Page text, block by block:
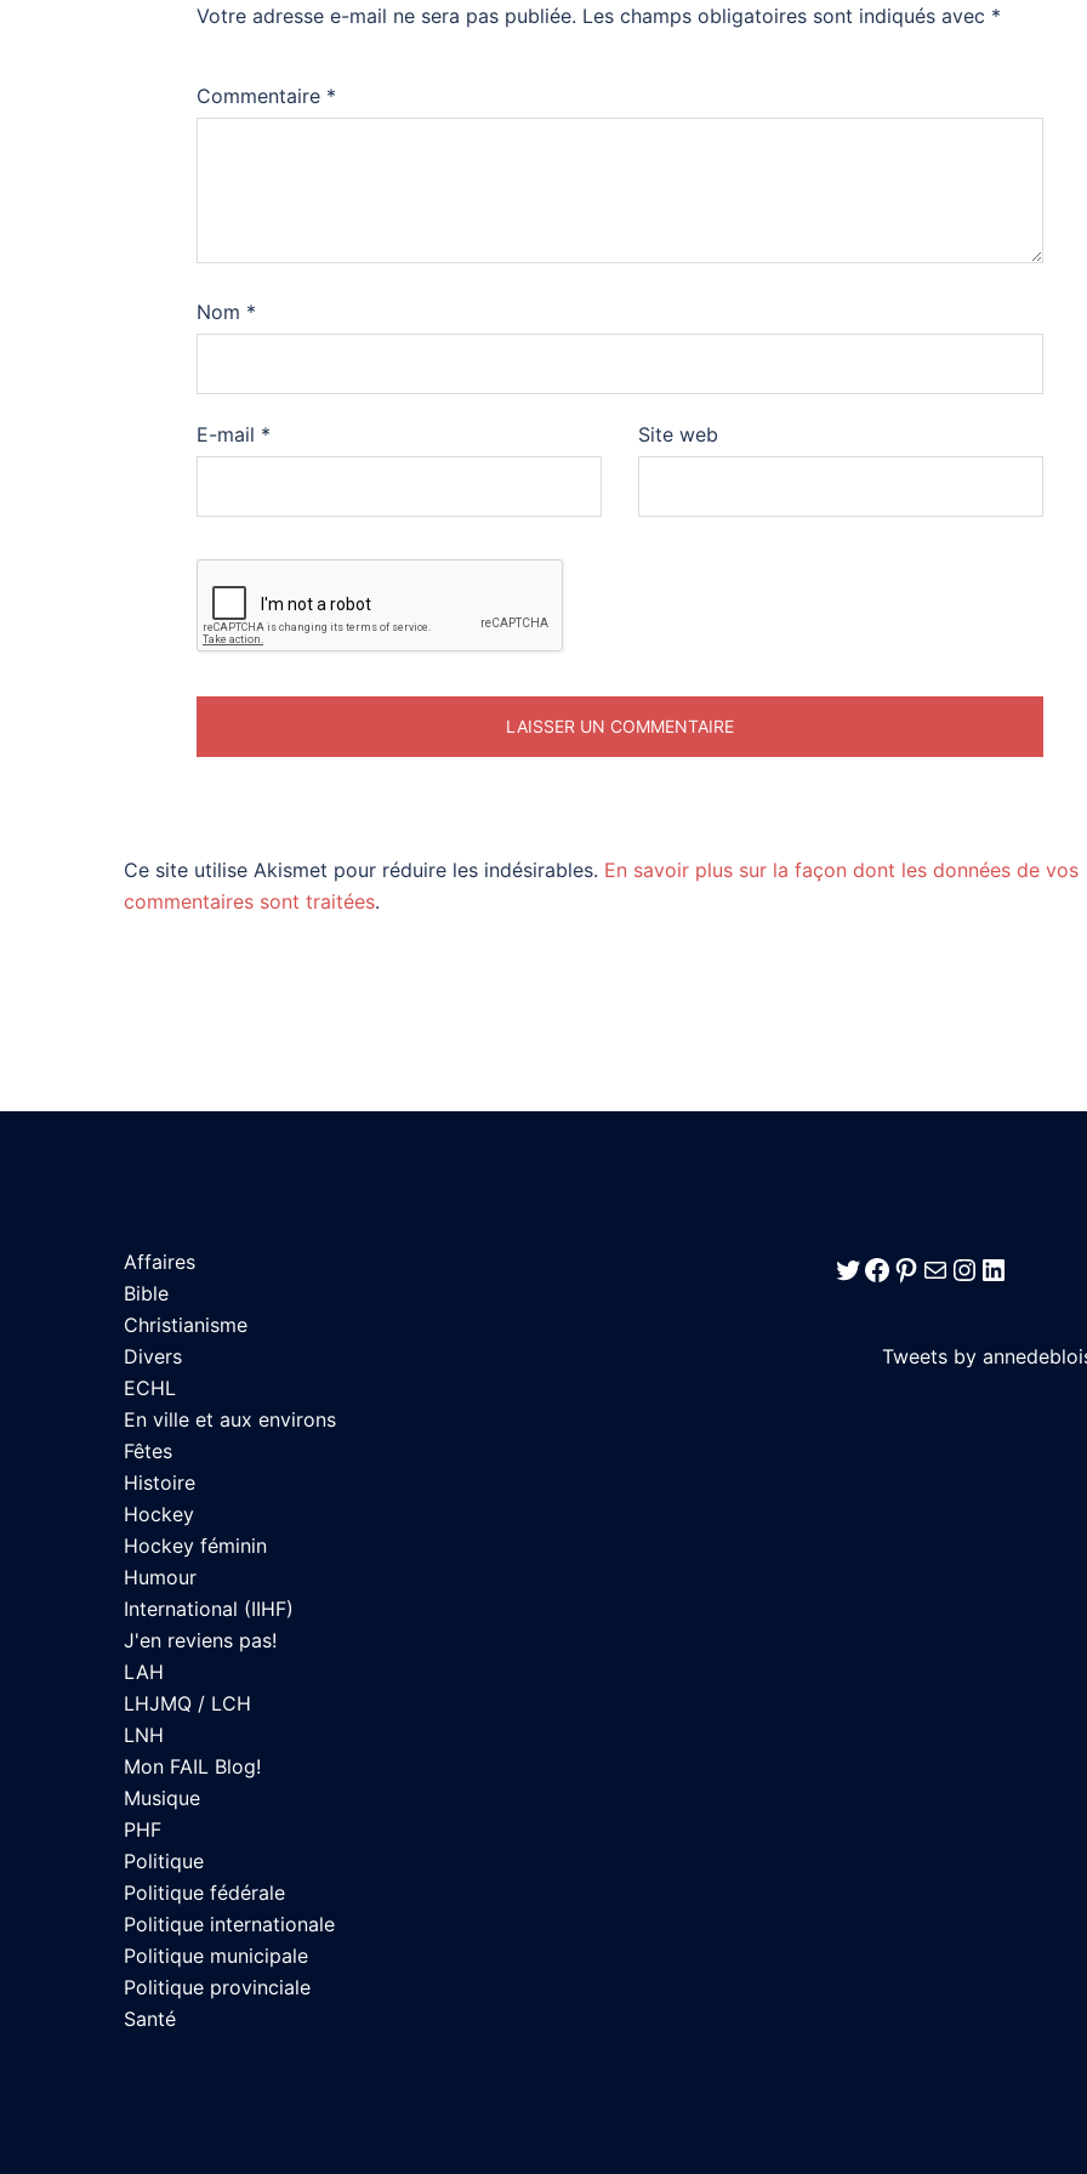
Votre adresse e-mail ne sera pas publiée. Les champs obligatoires sont indiqués avec *
Commentaire *
Nom *
E-mail * Site web
Ce site utilise Akismet pour réduire les indésirables. En savoir plus sur la façon dont les données de vos
commentaires sont traitées.
Affaires
Bible
Christianisme
Divers
ECHL
En ville et aux environs
Fêtes
Histoire
Hockey
Hockey féminin
Humour
International (IIHF)
J'en reviens pas!
LAH
LHJMQ / LCH
LNH
Mon FAIL Blog!
Musique
PHF
Politique
Politique fédérale
Politique internationale
Politique municipale
Politique provinciale
Santé
Twitter
Facebook
Pinterest
E-mailInstagram
LinkedIn
Tweets by